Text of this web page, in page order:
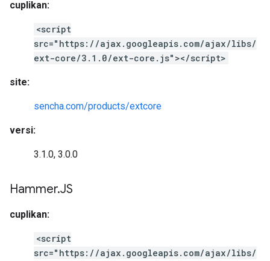
cuplikan:
<script
src="https://ajax.googleapis.com/ajax/libs/
ext-core/3.1.0/ext-core.js"></script>
site:
sencha.com/products/extcore
versi:
3.1.0, 3.0.0
Hammer.JS
cuplikan:
<script
src="https://ajax.googleapis.com/ajax/libs/